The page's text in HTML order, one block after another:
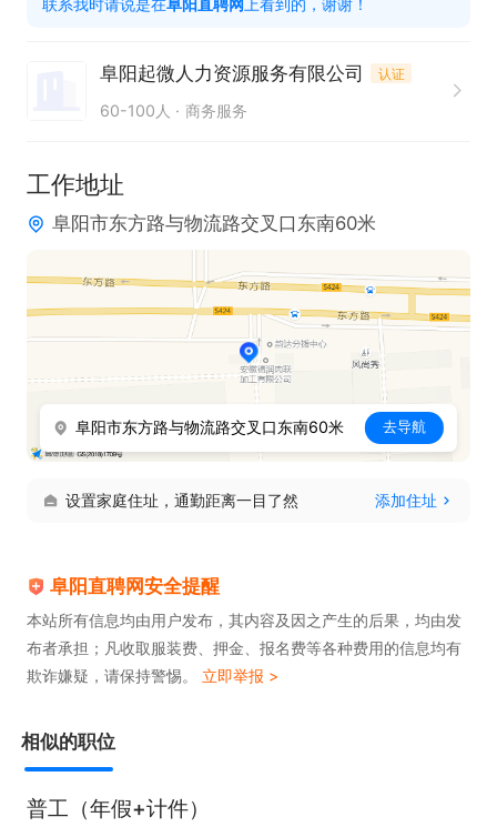
件工资。
联系方式：17856862926李女士
联系我时请说是在阜阳直聘网 上看到的，谢谢！
阜阳起微人力资源服务有限公司 认证
60-100人 商务服务
工作地址
阜阳市东方路与物流路交叉口东南60米
阜阳市东方路与物流路交叉口东南60米 去导航
设置家庭住址，通勤距离一目了然 添加住址
阜阳直聘网安全提醒
本站所有信息均由用户发布，其内容及因之产生的后果，均由发
布者承担；凡收取服装费、押金、报名费等各种费用的信息均有
欺诈嫌疑，请保持警惕。 立即举报 >
相似的职位
普工（年假+计件）